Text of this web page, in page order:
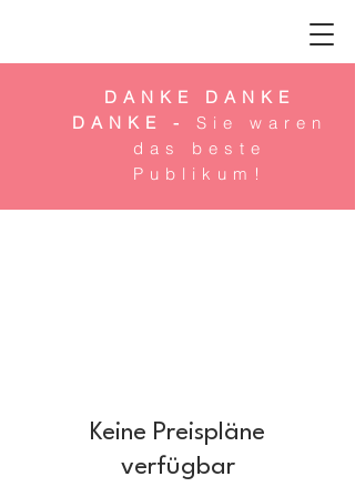
DANKE DANKE
DANKE - Sie waren
das beste
Publikum!
Keine Preispläne
verfügbar